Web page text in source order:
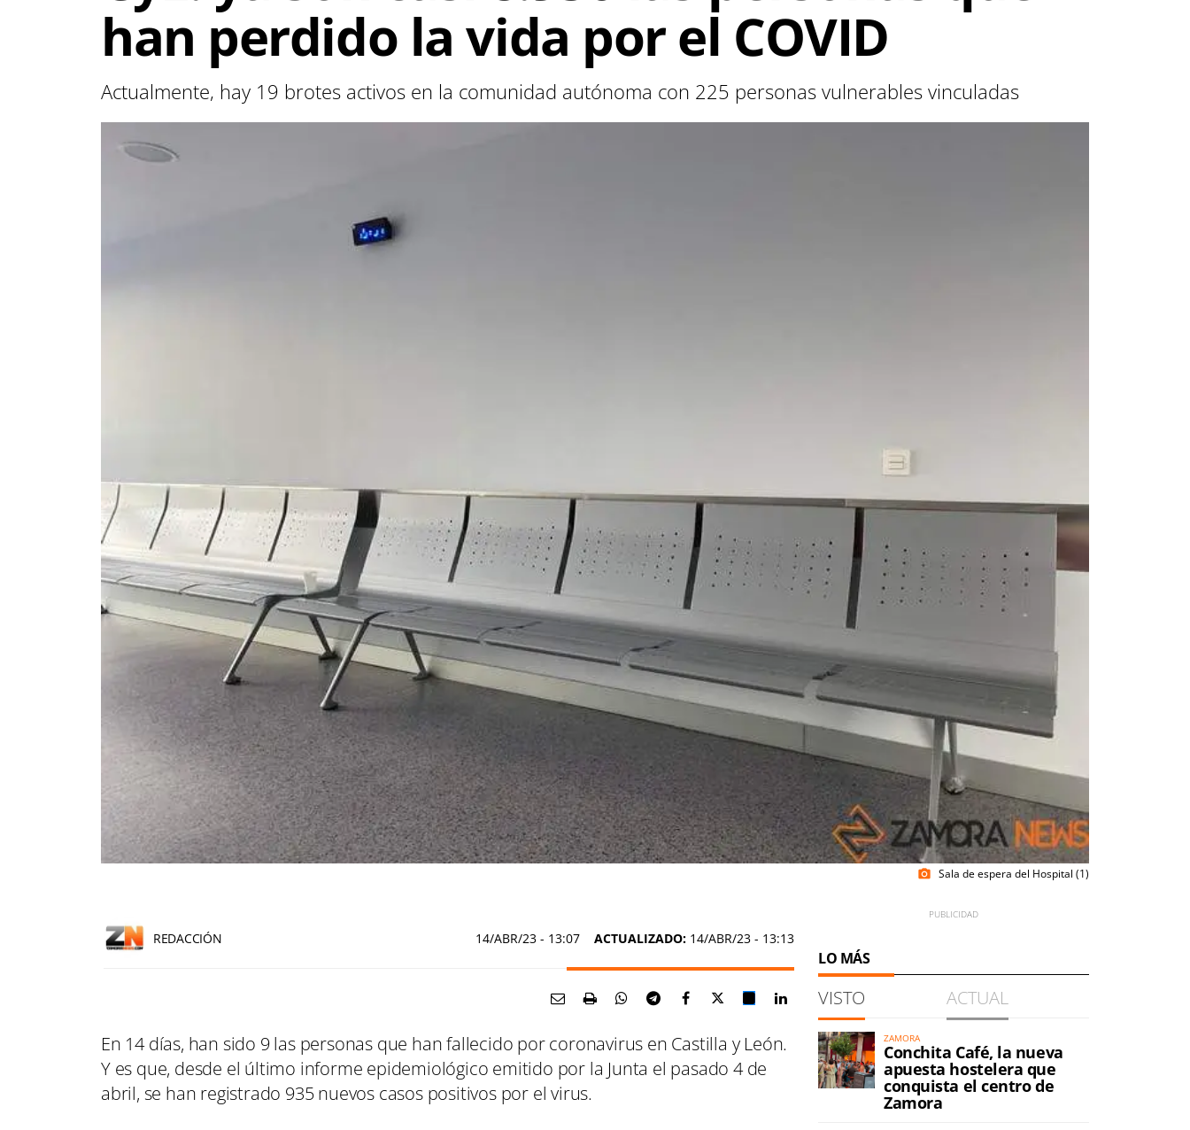
han perdido la vida por el COVID
Actualmente, hay 19 brotes activos en la comunidad autónoma con 225 personas vulnerables vinculadas
photo_camera Sala de espera del Hospital (1)
REDACCIÓN 14/ABR/23 - 13:07 ACTUALIZADO: 14/ABR/23 - 13:13
En 14 días, han sido 9 las personas que han fallecido por coronavirus en Castilla y León.
Y es que, desde el último informe epidemiológico emitido por la Junta el pasado 4 de
abril, se han registrado 935 nuevos casos positivos por el virus.
LO MÁS
VISTO ACTUAL
ZAMORA
Conchita Café, la nueva
apuesta hostelera que
conquista el centro de
Zamora